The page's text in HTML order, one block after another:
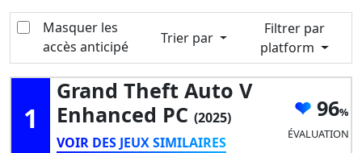
Masquer les
accès anticipé
Trier par
Filtrer par
platform
1
Grand Theft Auto V
Enhanced PC (2025)
VOIR DES JEUX SIMILAIRES
96
ÉVALUATION